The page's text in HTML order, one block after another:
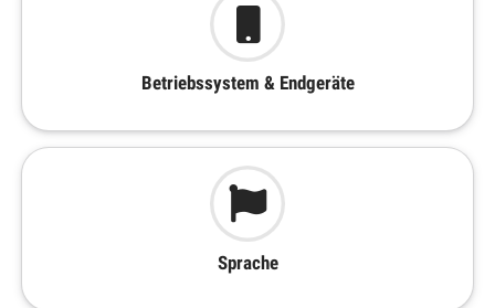
Betriebssystem & Endgeräte
Sprache